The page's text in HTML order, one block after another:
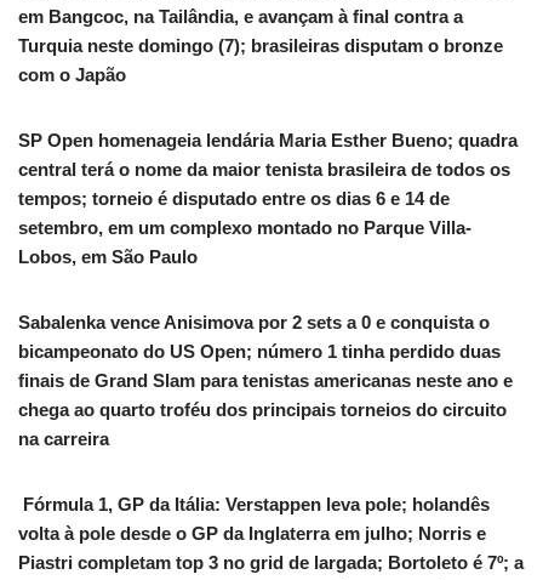
em Bangcoc, na Tailândia, e avançam à final contra a
Turquia neste domingo (7); brasileiras disputam o bronze
com o Japão
SP Open homenageia lendária Maria Esther Bueno; quadra
central terá o nome da maior tenista brasileira de todos os
tempos; torneio é disputado entre os dias 6 e 14 de
setembro, em um complexo montado no Parque Villa-
Lobos, em São Paulo
Sabalenka vence Anisimova por 2 sets a 0 e conquista o
bicampeonato do US Open; número 1 tinha perdido duas
finais de Grand Slam para tenistas americanas neste ano e
chega ao quarto troféu dos principais torneios do circuito
na carreira
️ Fórmula 1, GP da Itália: Verstappen leva pole; holandês
volta à pole desde o GP da Inglaterra em julho; Norris e
Piastri completam top 3 no grid de largada; Bortoleto é 7º; a